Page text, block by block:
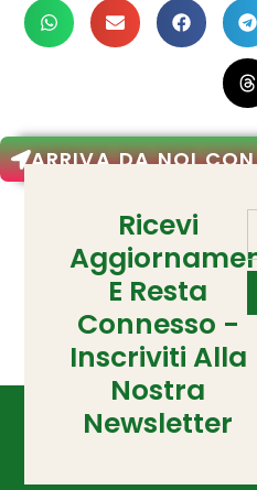
ARRIVA DA NOI
Ricevi
E Resta
Connesso -
Inscriviti Alla
Nostra
Newsletter